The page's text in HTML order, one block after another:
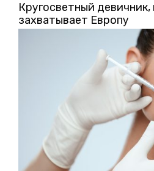
Кругосветный
захватывает Европу